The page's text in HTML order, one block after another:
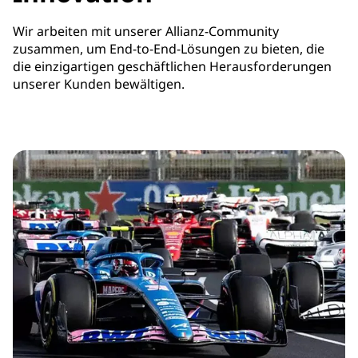
Wir arbeiten mit unserer Allianz-Community
zusammen, um End-to-End-Lösungen zu bieten, die
die einzigartigen geschäftlichen Herausforderungen
unserer Kunden bewältigen.